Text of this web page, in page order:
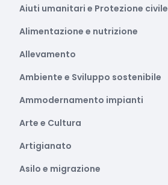
Aiuti umanitari e Protezione civile
Alimentazione e nutrizione
Allevamento
Ambiente e Sviluppo sostenibile
Ammodernamento impianti
Arte e Cultura
Artigianato
Asilo e migrazione